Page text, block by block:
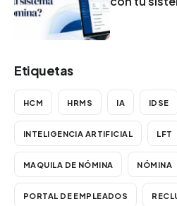
Etiquetas
HCM HRMS IA IDSE
INTELIGENCIA ARTIFICIAL LFT
MAQUILA DE NÓMINA NÓMINA
PORTAL DE EMPLEADOS